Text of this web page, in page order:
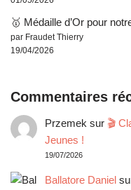
🥇 Médaille d’Or pour
par Fraudet Thierry
19/04/2026
Commentaires
Przemek sur 🎬
Jeunes !
19/07/2026
Ballatore Daniel